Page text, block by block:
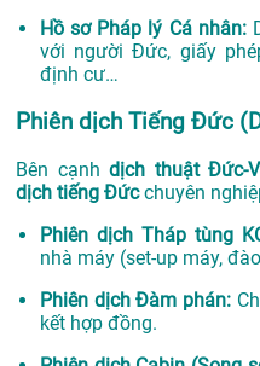
Hồ sơ Pháp lý Cá nhân:
với người Đức, giấy
định cư…
Phiên dịch Tiếng Đức
Bên cạnhdịch thuật Đức-
dịch tiếng Đứcchuyên
Phiên dịch Tháp tùng
nhà máy (set-up máy,
Phiên dịch Đàm phán:
kết hợp đồng.